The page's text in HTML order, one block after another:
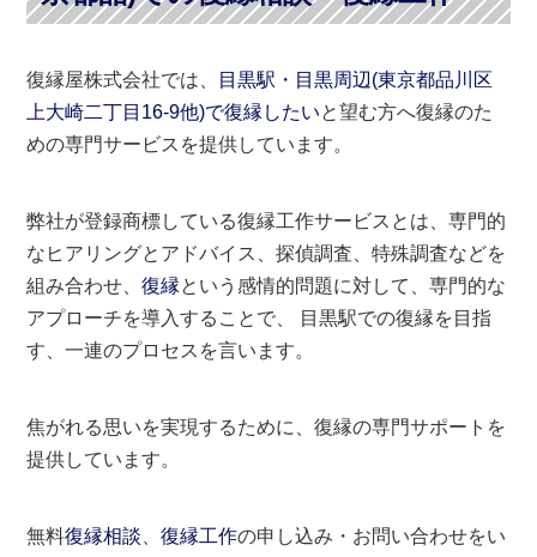
復縁屋株式会社では、
目黒駅・目黒周辺(東京都品川区
上大崎二丁目16-9他)で復縁したいと望む方へ復縁のた
めの専門サービスを提供しています。
弊社が登録商標している復縁工作サービスとは、専門的
なヒアリングとアドバイス、探偵調査、特殊調査などを
組み合わせ、復縁という感情的問題に対して、専門的な
アプローチを導入することで、 目黒駅での復縁を目指
す、一連のプロセスを言います。
焦がれる思いを実現するために、復縁の専門サポートを
提供しています。
無料復縁相談 、復縁工作の申し込み・お問い合わせをい